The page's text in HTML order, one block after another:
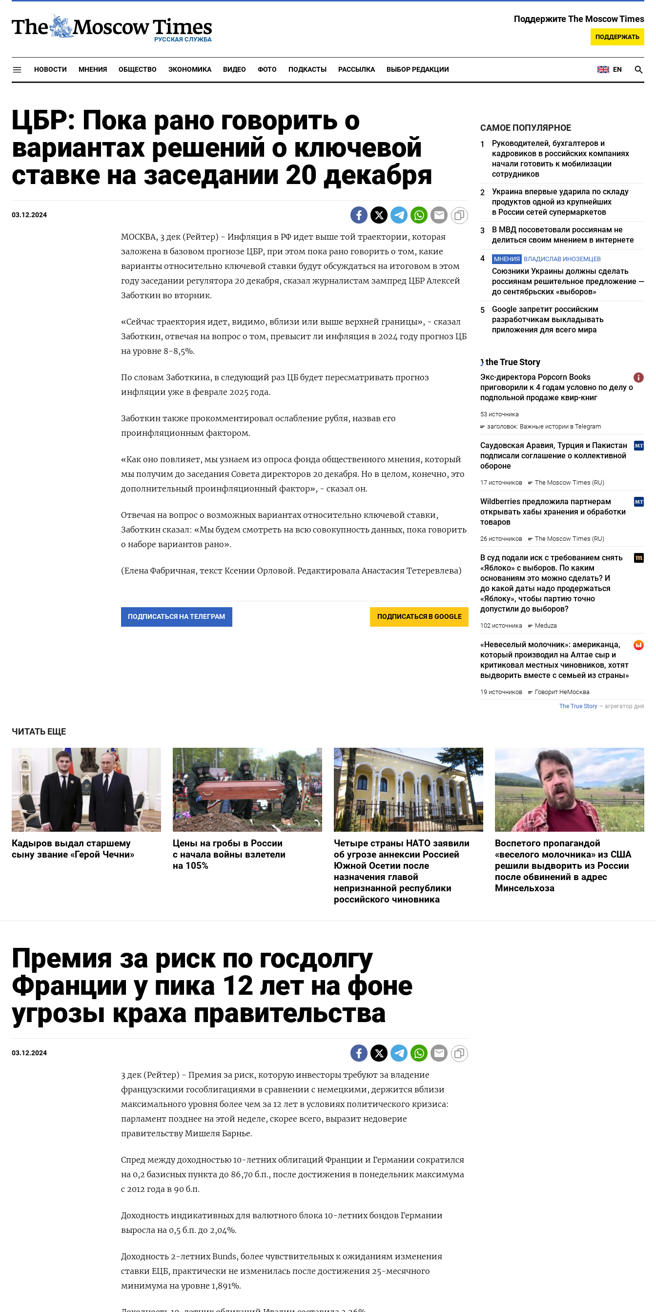
РУССКАЯ СЛУЖБА
Поддержите The Moscow Times
ПОДДЕРЖАТЬ
НОВОСТИ МНЕНИЯ ОБЩЕСТВО ЭКОНОМИКА ВИДЕО ФОТО ПОДКАСТЫ РАССЫЛКА ВЫБОР РЕДАКЦИИ EN
ЦБР: Пока рано говорить о
вариантах решений о ключевой
ставке на заседании 20 декабря
03.12.2024
МОСКВА, 3 дек (Рейтер) - Инфляция в РФ идет выше той траектории, которая
заложена в базовом прогнозе ЦБР, при этом пока рано говорить о том, какие
варианты относительно ключевой ставки будут обсуждаться на итоговом в этом
году заседании регулятора 20 декабря, сказал журналистам зампред ЦБР Алексей
Заботкин во вторник.
«Сейчас траектория идет, видимо, вблизи или выше верхней границы», - сказал
Заботкин, отвечая на вопрос о том, превысит ли инфляция в 2024 году прогноз ЦБ
на уровне 8-8,5%.
По словам Заботкина, в следующий раз ЦБ будет пересматривать прогноз
инфляции уже в феврале 2025 года.
Заботкин также прокомментировал ослабление рубля, назвав его
проинфляционным фактором.
«Как оно повлияет, мы узнаем из опроса фонда общественного мнения, который
мы получим до заседания Совета директоров 20 декабря. Но в целом, конечно, это
дополнительный проинфляционный фактор», - сказал он.
Отвечая на вопрос о возможных вариантах относительно ключевой ставки,
Заботкин сказал: «Мы будем смотреть на всю совокупность данных, пока говорить
о наборе вариантов рано».
(Елена Фабричная, текст Ксении Орловой. Редактировала Анастасия Тетеревлева)
ПОДПИСАТЬСЯ НА ТЕЛЕГРАМ ПОДПИСАТЬСЯ В GOOGLE
САМОЕ ПОПУЛЯРНОЕ
1
Руководителей, бухгалтеров и
кадровиков в российских компаниях
начали готовить к мобилизации
сотрудников
2
Украина впервые ударила по складу
продуктов одной из крупнейших
в России сетей супермаркетов
3
В МВД посоветовали россиянам не
делиться своим мнением в интернете
4
МНЕНИЯ ВЛАДИСЛАВ ИНОЗЕМЦЕВ
Союзники Украины должны сделать
россиянам решительное предложение —
до сентябрьских «выборов»
5
Google запретит российским
разработчикам выкладывать
приложения для всего мира
ЧИТАТЬ ЕЩЕ
Кадыров выдал старшему
сыну звание «Герой Чечни»
Цены на гробы в России
с начала войны взлетели
на 105%
Четыре страны НАТО заявили
об угрозе аннексии Россией
Южной Осетии после
назначения главой
непризнанной республики
российского чиновника
Воспетого пропагандой
«веселого молочника» из США
решили выдворить из России
после обвинений в адрес
Минсельхоза
Премия за риск по госдолгу
Франции у пика 12 лет на фоне
угрозы краха правительства
03.12.2024
3 дек (Рейтер) - Премия за риск, которую инвесторы требуют за владение
французскими гособлигациями в сравнении с немецкими, держится вблизи
максимального уровня более чем за 12 лет в условиях политического кризиса:
парламент позднее на этой неделе, скорее всего, выразит недоверие
правительству Мишеля Барнье.
Спред между доходностью 10-летних облигаций Франции и Германии сократился
на 0,2 базисных пункта до 86,70 б.п., после достижения в понедельник максимума
с 2012 года в 90 б.п.
Доходность индикативных для валютного блока 10-летних бондов Германии
выросла на 0,5 б.п. до 2,04%.
Доходность 2-летних Bunds, более чувствительных к ожиданиям изменения
ставки ЕЦБ, практически не изменилась после достижения 25-месячного
минимума на уровне 1,891%.